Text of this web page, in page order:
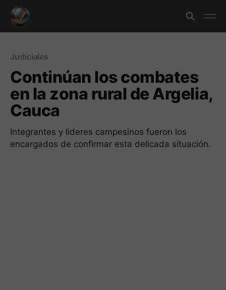
Judiciales
Continúan los combates
en la zona rural de Argelia,
Cauca
Integrantes y lideres campesinos fueron los
encargados de confirmar esta delicada situación.